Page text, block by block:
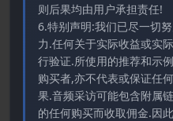
则后果均由用户承担责任!
6.特别声明:我们已尽一切
力.任何关于实际收益或实
行验证.所使用的推荐和示
购买者,亦不代表或保证任
果.音频采访可能包含附属
的任何购买而收取佣金.因